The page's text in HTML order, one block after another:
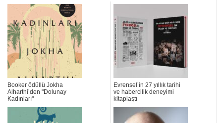
Booker ödüllü Jokha
Alharthi’den "Dolunay
Kadınları"
Evrensel’in 27 yıllık tarihi
ve habercilik deneyimi
kitaplaştı